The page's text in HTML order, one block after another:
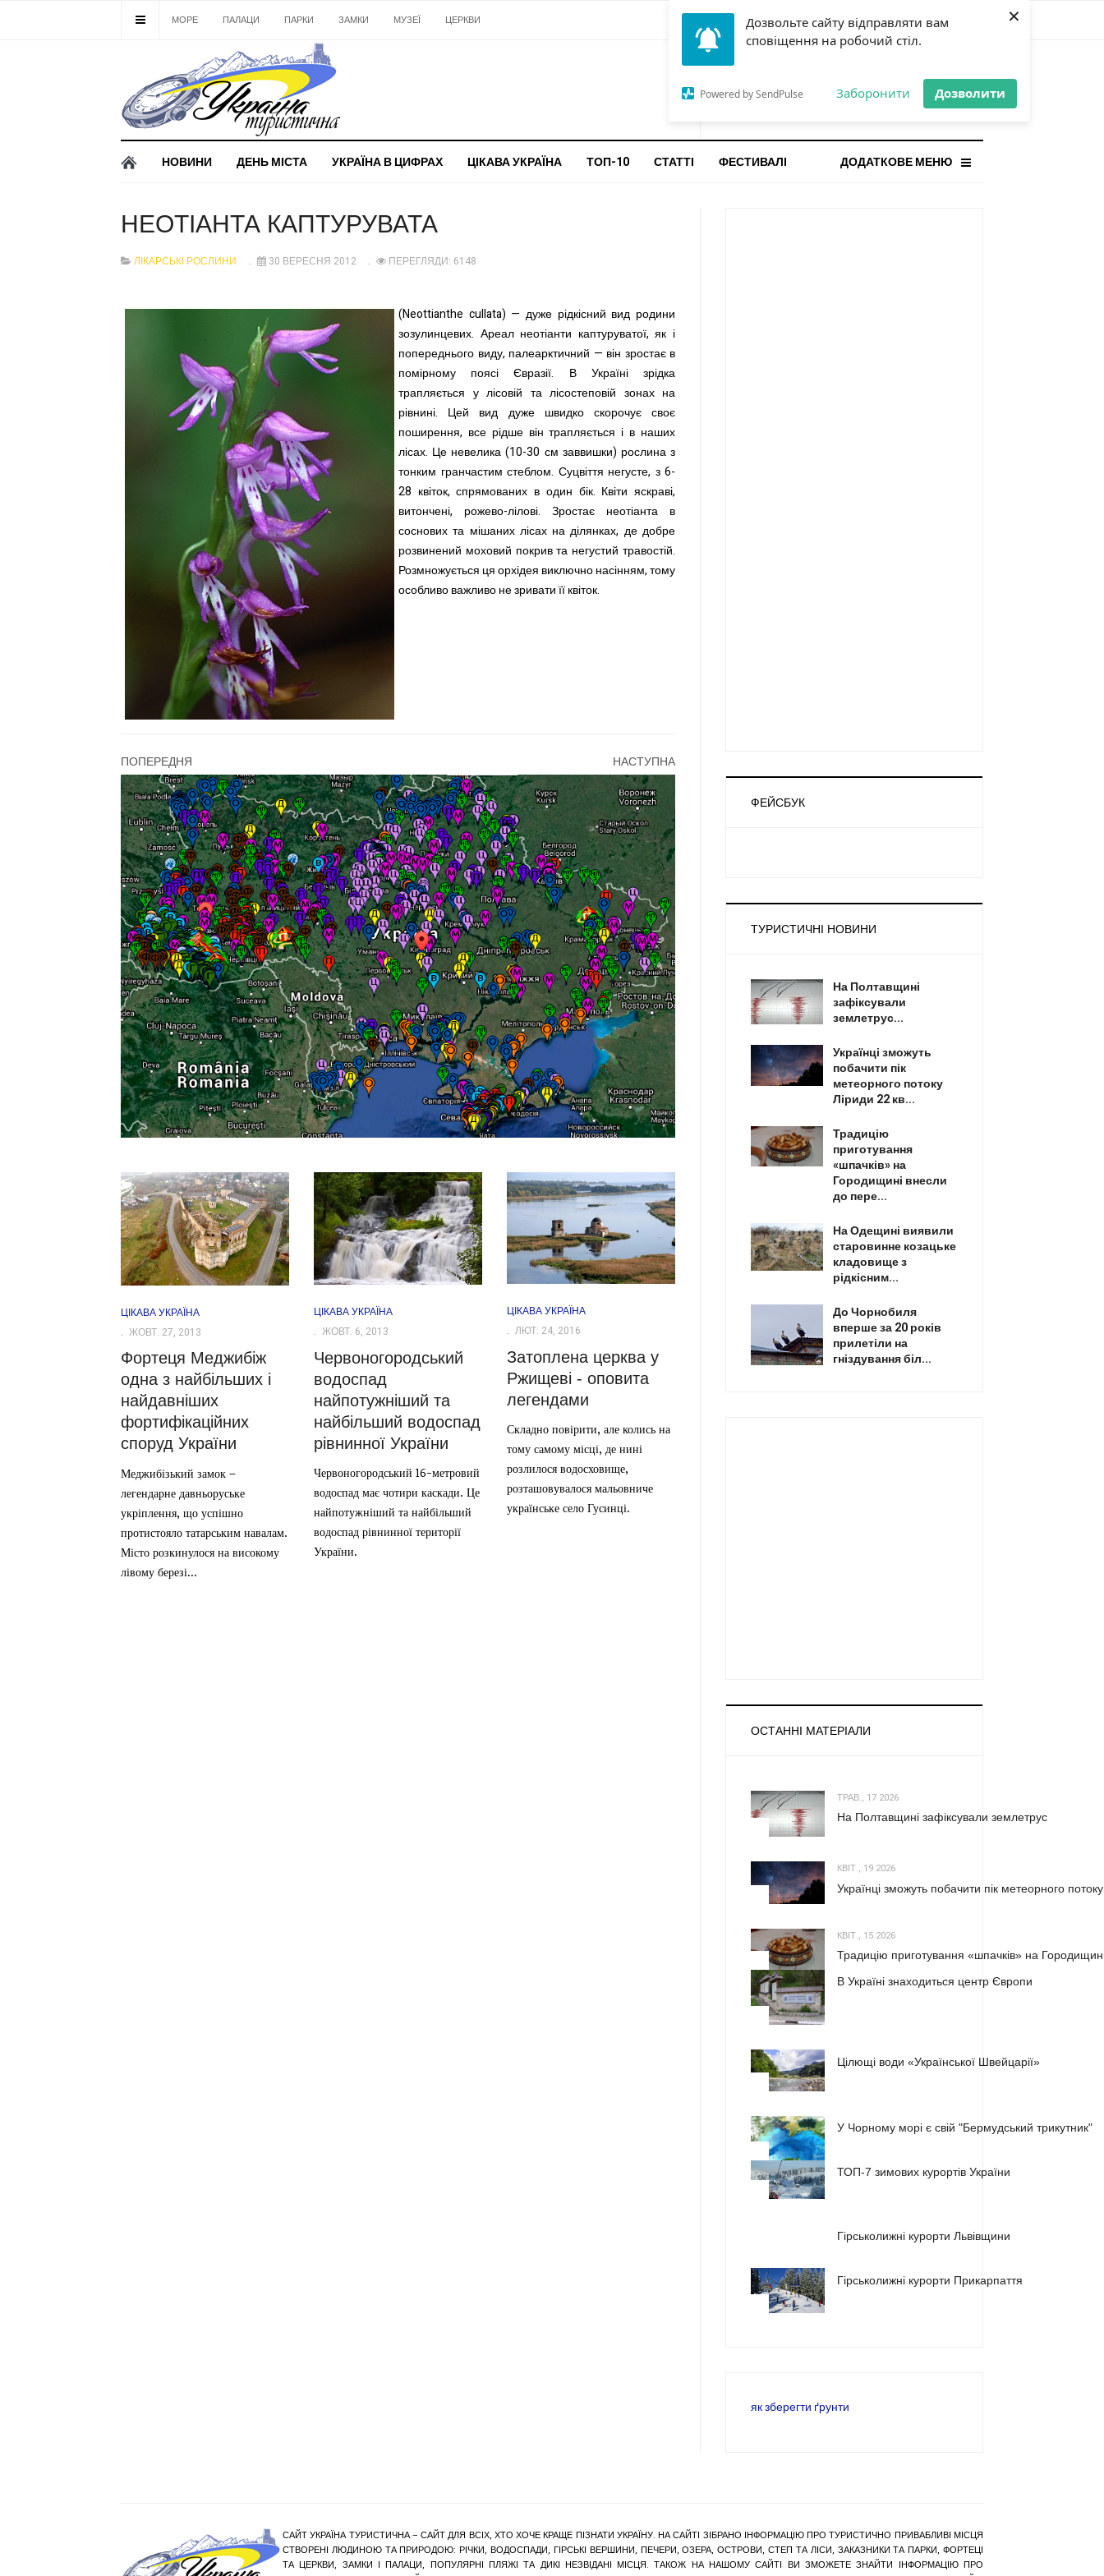
Дозвольте сайту відправляти вам
сповіщення на робочий стіл.
Powered by SendPulse Заборонити Дозволити
×
МОРЕ ПАЛАЦИ ПАРКИ ЗАМКИ МУЗЕЇ ЦЕРКВИ
ОСТАННЯ НОВИНА
Gorilla і відповідальна гра:
чому ліміти важливі поруч із
НОВИНИ ДЕНЬ МІСТА УКРАЇНА В ЦИФРАХ ЦІКАВА УКРАЇНА ТОП-10 СТАТТІ ДОДАТКОВЕ МЕНЮ
ФЕСТИВАЛІ
НЕОТІАНТА КАПТУРУВАТА
ЛІКАРСЬКІ РОСЛИНИ 30 ВЕРЕСНЯ 2012 ПЕРЕГЛЯДИ: 6148
(Neottianthe cullata) — дуже рідкісний вид родини
зозулинцевих. Ареал неотіанти каптуруватої, як і
попереднього виду, палеарктичний — він зростає в
помірному поясі Євразії. В Україні зрідка
трапляється у лісовій та лісостеповій зонах на
рівнині. Цей вид дуже швидко скорочує своє
поширення, все рідше він трапляється і в наших
лісах. Це невелика (10-30 см заввишки) рослина з
тонким гранчастим стеблом. Суцвіття негусте, з 6-
28 квіток, спрямованих в один бік. Квіти яскраві,
витончені, рожево-лілові. Зростає неотіанта в
соснових та мішаних лісах на ділянках, де добре
розвинений моховий покрив та негустий травостій.
Розмножується ця орхідея виключно насінням, тому
особливо важливо не зривати її квіток.
ПОПЕРЕДНЯ НАСТУПНА
ЦІКАВА УКРАЇНА
ЖОВТ. 27, 2013
Фортеця Меджибіж
одна з найбільших і
найдавніших
фортифікаційних
споруд України
Меджибізький замок –
легендарне давньоруське
укріплення, що успішно
протистояло татарським навалам.
Місто розкинулося на високому
лівому березі...
ЦІКАВА УКРАЇНА
ЖОВТ. 6, 2013
Червоногородський
водоспад
найпотужніший та
найбільший водоспад
рівнинної України
Червоногородський 16-метровий
водоспад має чотири каскади. Це
найпотужніший та найбільший
водоспад рівнинної території
України.
ЦІКАВА УКРАЇНА
ЛЮТ. 24, 2016
Затоплена церква у
Ржищеві - оповита
легендами
Складно повірити, але колись на
тому самому місці, де нині
розлилося водосховище,
розташовувалося мальовниче
українське село Гусинці.
ФЕЙСБУК
ТУРИСТИЧНІ НОВИНИ
На Полтавщині
зафіксували
землетрус...
Українці зможуть
побачити пік
метеорного потоку
Ліриди 22 кв...
Традицію
приготування
«шпачків» на
Городищині внесли
до пере...
На Одещині виявили
старовинне козацьке
кладовище з
рідкісним...
До Чорнобиля
вперше за 20 років
прилетіли на
гніздування біл...
ОСТАННІ МАТЕРІАЛИ
ТРАВ., 17 2026
На Полтавщині зафіксували землетрус
КВІТ., 19 2026
Українці зможуть побачити пік метеорного
КВІТ., 15 2026
Традицію приготування «шпачків» на
В Україні знаходиться центр Європи
Цілющі води «Української Швейцарії»
У Чорному морі є свій "Бермудський трикутник"
ТОП-7 зимових курортів України
Гірськолижні курорти Львівщини
Гірськолижні курорти Прикарпаття
як зберегти ґрунти
САЙТ УКРАЇНА ТУРИСТИЧНА – САЙТ ДЛЯ ВСІХ, ХТО ХОЧЕ КРАЩЕ ПІЗНАТИ УКРАЇНУ. НА САЙТІ ЗІБРАНО ІНФОРМАЦІЮ ПРО ТУРИСТИЧНО ПРИВАБЛИВІ МІСЦЯ
СТВОРЕНІ ЛЮДИНОЮ ТА ПРИРОДОЮ: РІЧКИ, ВОДОСПАДИ, ГІРСЬКІ ВЕРШИНИ, ПЕЧЕРИ, ОЗЕРА, ОСТРОВИ, СТЕП ТА ЛІСИ, ЗАКАЗНИКИ ТА ПАРКИ, ФОРТЕЦІ
ТА ЦЕРКВИ, ЗАМКИ І ПАЛАЦИ, ПОПУЛЯРНІ ПЛЯЖІ ТА ДИКІ НЕЗВІДАНІ МІСЦЯ. ТАКОЖ НА НАШОМУ САЙТІ ВИ ЗМОЖЕТЕ ЗНАЙТИ ІНФОРМАЦІЮ ПРО